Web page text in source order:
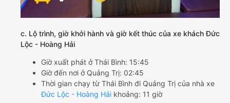
c. Lộ trình, giờ khởi hành và giờ kết thúc của xe khách Đức
Lộc - Hoàng Hải
Giờ xuất phát ở Thái Bình: 15:45
Giờ đến nơi ở Quảng Trị: 02:45
Thời gian chạy từ Thái Bình đi Quảng Trị của nhà xe
Đức Lộc - Hoàng Hải khoảng: 11 giờ